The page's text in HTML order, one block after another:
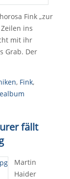
Fink „zur
ins
mit ihr
Grab. Der
, Fink,
fällt
Martin
Haider